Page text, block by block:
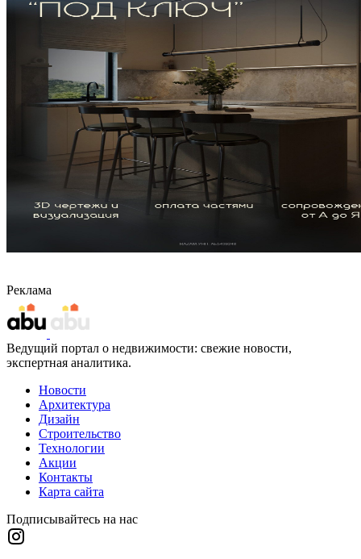
Реклама
Ведущий портал о недвижимости: свежие новости,
экспертная аналитика.
Новости
Архитектура
Дизайн
Строительство
Технологии
Акции
Контакты
Карта сайта
Подписывайтесь на нас